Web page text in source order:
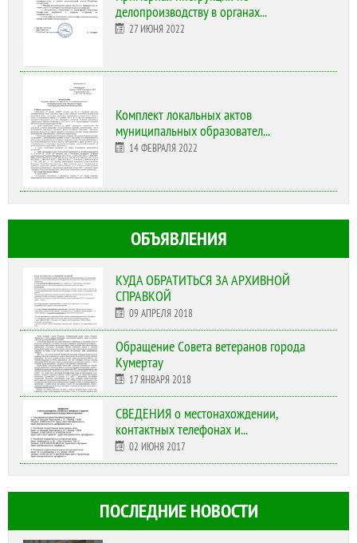
делопроизводству в органах...
27 ИЮНЯ 2022
Комплект локальных актов
муниципальных образовател...
14 ФЕВРАЛЯ 2022
ОБЪЯВЛЕНИЯ
КУДА ОБРАТИТЬСЯ ЗА АРХИВНОЙ
СПРАВКОЙ
09 АПРЕЛЯ 2018
Обращение Совета ветеранов города
Кумертау
17 ЯНВАРЯ 2018
СВЕДЕНИЯ о местонахождении,
контактных телефонах и...
02 ИЮНЯ 2017
ПОСЛЕДНИЕ НОВОСТИ